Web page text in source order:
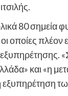
80 σημεία
οποίες πλέον
και «η
εξυπηρέτηση